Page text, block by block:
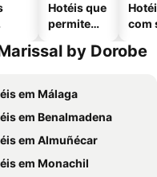
Hotéis que
permitem
com
by Dorobe
em Málaga
em Benalmadena
em Almuñécar
em Monachil